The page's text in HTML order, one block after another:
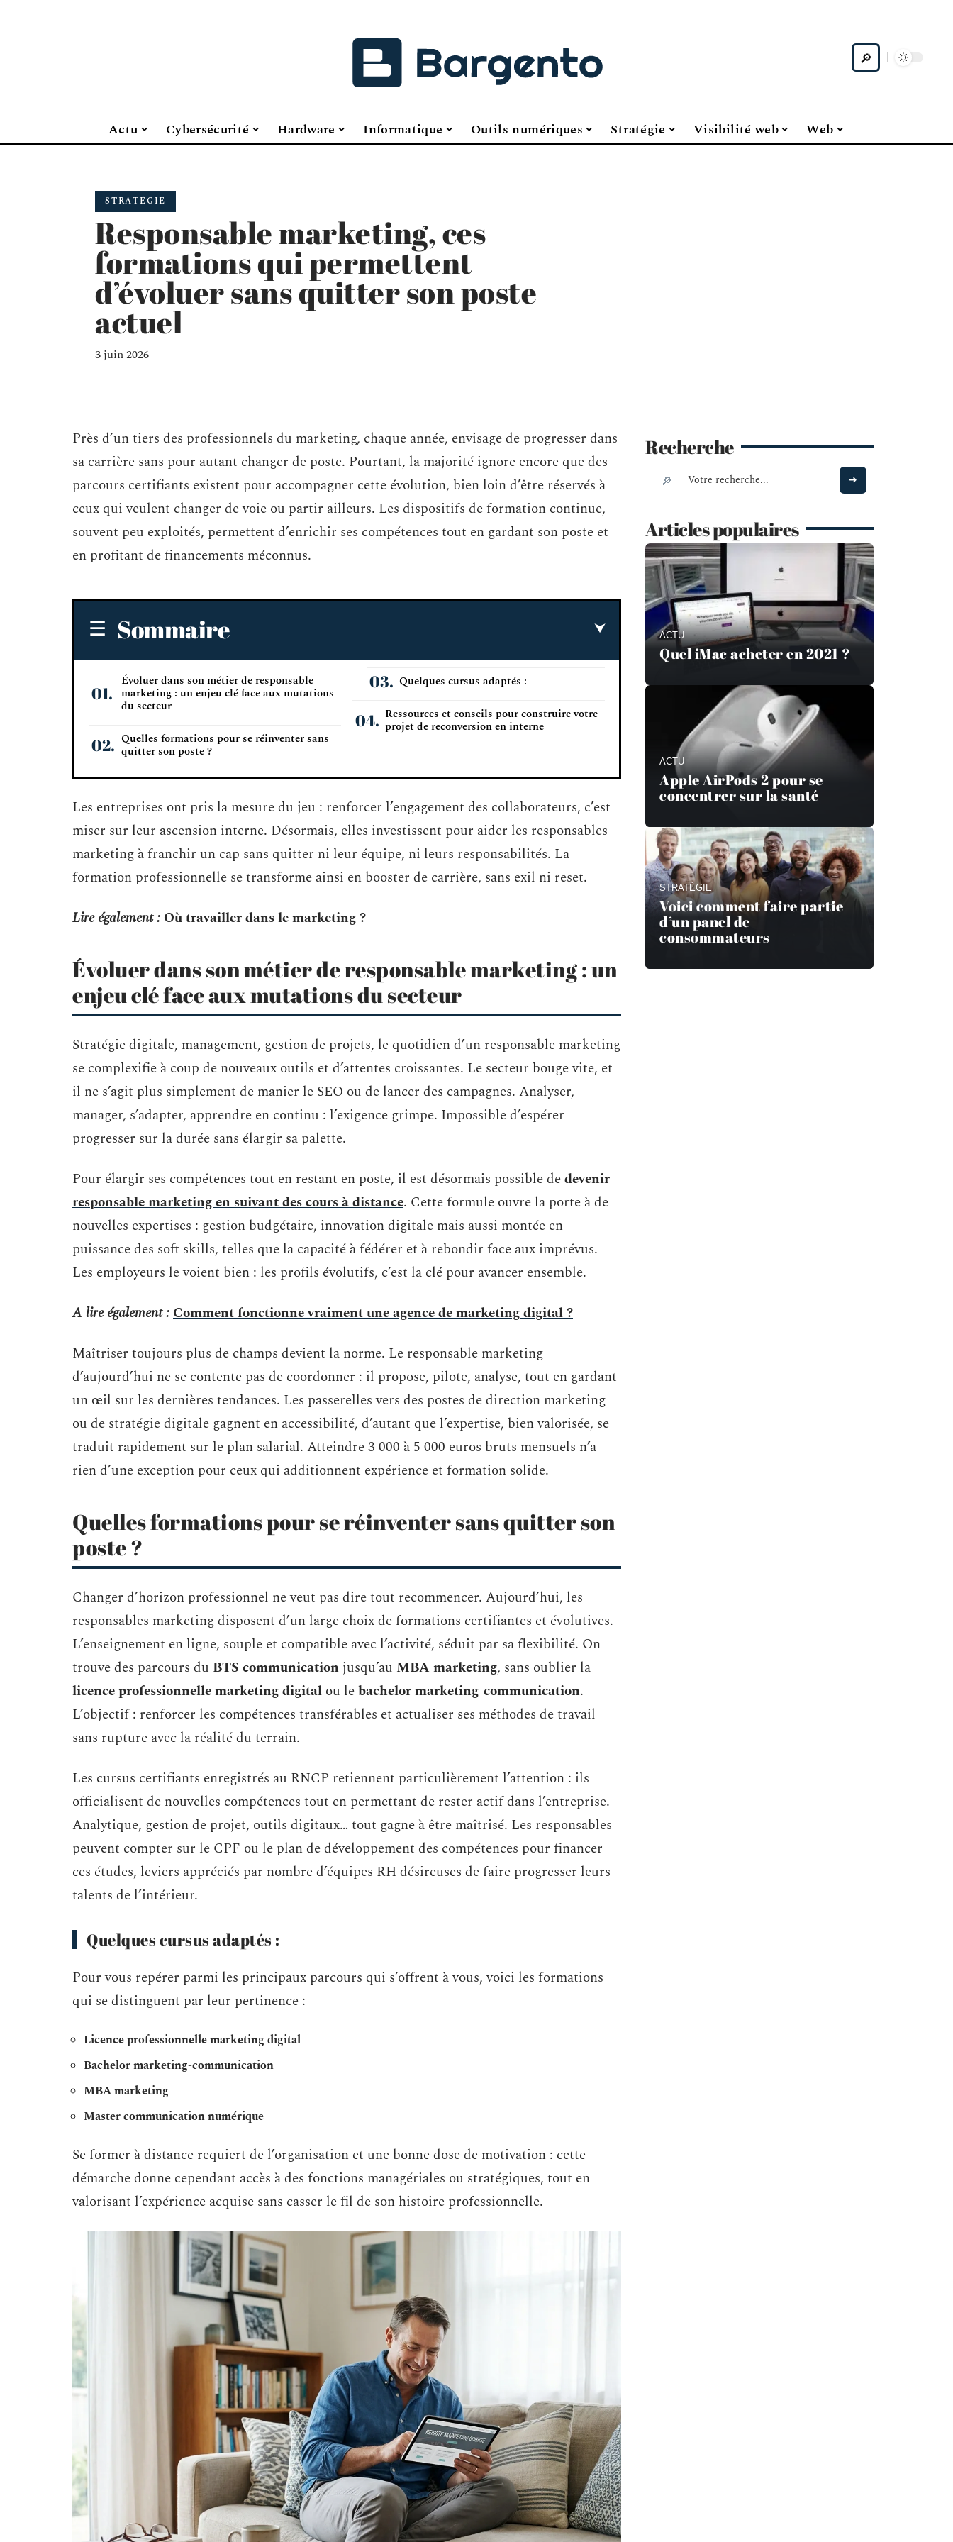
Actu Cybersécurité Hardware Informatique Outils numériques Stratégie Visibilité web Web
STRATÉGIE
Responsable marketing, ces
formations qui permettent
d’évoluer sans quitter son poste
actuel
3 juin 2026
Près d’un tiers des professionnels du marketing, chaque année, envisage de progresser dans
sa carrière sans pour autant changer de poste. Pourtant, la majorité ignore encore que des
parcours certifiants existent pour accompagner cette évolution, bien loin d’être réservés à
ceux qui veulent changer de voie ou partir ailleurs. Les dispositifs de formation continue,
souvent peu exploités, permettent d’enrichir ses compétences tout en gardant son poste et
en profitant de financements méconnus.
Sommaire
Évoluer dans son métier de responsable
marketing : un enjeu clé face aux mutations
du secteur
Quelles formations pour se réinventer sans
quitter son poste ?
Quelques cursus adaptés :
Ressources et conseils pour construire votre
projet de reconversion en interne
Les entreprises ont pris la mesure du jeu : renforcer l’engagement des collaborateurs, c’est
miser sur leur ascension interne. Désormais, elles investissent pour aider les responsables
marketing à franchir un cap sans quitter ni leur équipe, ni leurs responsabilités. La
formation professionnelle se transforme ainsi en booster de carrière, sans exil ni reset.
Lire également :Où travailler dans le marketing ?
Évoluer dans son métier de responsable marketing : un
enjeu clé face aux mutations du secteur
Stratégie digitale, management, gestion de projets, le quotidien d’un responsable marketing
se complexifie à coup de nouveaux outils et d’attentes croissantes. Le secteur bouge vite, et
il ne s’agit plus simplement de manier le SEO ou de lancer des campagnes. Analyser,
manager, s’adapter, apprendre en continu : l’exigence grimpe. Impossible d’espérer
progresser sur la durée sans élargir sa palette.
Pour élargir ses compétences tout en restant en poste, il est désormais possible dedevenir
responsable marketing en suivant des cours à distance. Cette formule ouvre la porte à de
nouvelles expertises : gestion budgétaire, innovation digitale mais aussi montée en
puissance des soft skills, telles que la capacité à fédérer et à rebondir face aux imprévus.
Les employeurs le voient bien : les profils évolutifs, c’est la clé pour avancer ensemble.
A lire également :Comment fonctionne vraiment une agence de marketing digital ?
Maîtriser toujours plus de champs devient la norme. Le responsable marketing
d’aujourd’hui ne se contente pas de coordonner : il propose, pilote, analyse, tout en gardant
un œil sur les dernières tendances. Les passerelles vers des postes de direction marketing
ou de stratégie digitale gagnent en accessibilité, d’autant que l’expertise, bien valorisée, se
traduit rapidement sur le plan salarial. Atteindre 3 000 à 5 000 euros bruts mensuels n’a
rien d’une exception pour ceux qui additionnent expérience et formation solide.
Quelles formations pour se réinventer sans quitter son
poste ?
Changer d’horizon professionnel ne veut pas dire tout recommencer. Aujourd’hui, les
responsables marketing disposent d’un large choix de formations certifiantes et évolutives.
L’enseignement en ligne, souple et compatible avec l’activité, séduit par sa flexibilité. On
trouve des parcours du BTS communication jusqu’au MBA marketing, sans oublier la
licence professionnelle marketing digital ou lebachelor marketing-communication.
L’objectif : renforcer les compétences transférables et actualiser ses méthodes de travail
sans rupture avec la réalité du terrain.
Les cursus certifiants enregistrés au RNCP retiennent particulièrement l’attention : ils
officialisent de nouvelles compétences tout en permettant de rester actif dans l’entreprise.
Analytique, gestion de projet, outils digitaux… tout gagne à être maîtrisé. Les responsables
peuvent compter sur le CPF ou le plan de développement des compétences pour financer
ces études, leviers appréciés par nombre d’équipes RH désireuses de faire progresser leurs
talents de l’intérieur.
Quelques cursus adaptés :
Pour vous repérer parmi les principaux parcours qui s’offrent à vous, voici les formations
qui se distinguent par leur pertinence :
Licence professionnelle marketing digital
Bachelor marketing-communication
MBA marketing
Master communication numérique
Se former à distance requiert de l’organisation et une bonne dose de motivation : cette
démarche donne cependant accès à des fonctions managériales ou stratégiques, tout en
valorisant l’expérience acquise sans casser le fil de son histoire professionnelle.
Recherche
Articles populaires
ACTU
Quel iMac acheter en 2021 ?
ACTU
Apple AirPods 2 pour se
concentrer sur la santé
STRATÉGIE
Voici comment faire partie
d’un panel de
consommateurs